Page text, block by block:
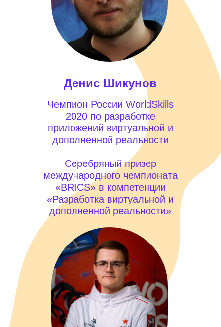
Денис Шикунов
Чемпион России WorldSkills
2020 по разработке
приложений виртуальной и
дополненной реальности
Серебряный призер
международного чемпионата
«BRICS» в компетенции
«Разработка виртуальной и
дополненной реальности»